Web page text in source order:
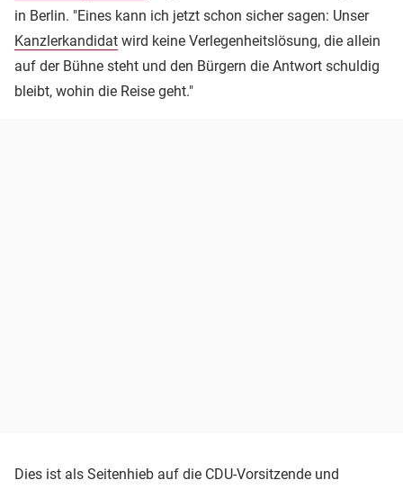
in Berlin. "Eines kann ich jetzt schon sicher sagen: Unser
Kanzlerkandidat wird keine Verlegenheitslösung, die allein
auf der Bühne steht und den Bürgern die Antwort schuldig
bleibt, wohin die Reise geht."
Dies ist als Seitenhieb auf die CDU-Vorsitzende und